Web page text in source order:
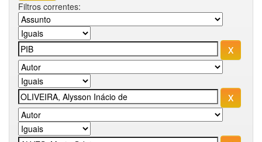
Filtros correntes: